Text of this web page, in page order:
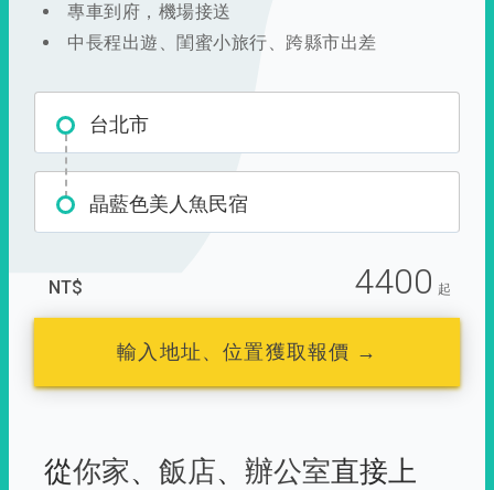
專車到府，機場接送
中長程出遊、閨蜜小旅行、跨縣市出差
台北市
晶藍色美人魚民宿
NT$ 4400 起
輸入地址、位置獲取報價 →
從你家、 飯店、 辦公室直接上